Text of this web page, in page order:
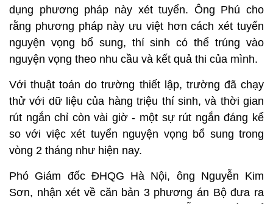
dụng phương pháp này xét tuyển. Ông Phú cho
rằng phương pháp này ưu việt hơn cách xét tuyển
nguyện vọng bổ sung, thí sinh có thể trúng vào
nguyện vọng theo nhu cầu và kết quả thi của mình.
Với thuật toán do trường thiết lập, trường đã chạy
thử với dữ liệu của hàng triệu thí sinh, và thời gian
rút ngắn chỉ còn vài giờ - một sự rút ngắn đáng kể
so với việc xét tuyển nguyện vọng bổ sung trong
vòng 2 tháng như hiện nay.
Phó Giám đốc ĐHQG Hà Nội, ông Nguyễn Kim
Sơn, nhận xét về căn bản 3 phương án Bộ đưa ra